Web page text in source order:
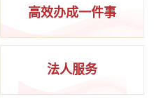
高效办成一件事
法人服务